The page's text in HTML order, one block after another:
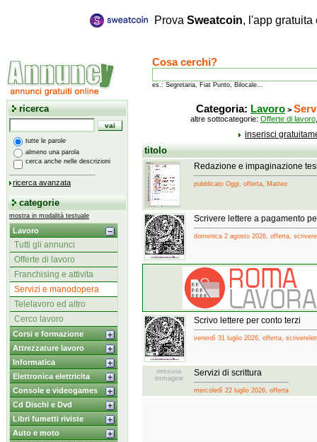
Prova Sweatcoin, l'app
Cosa cerchi?
es.: Segretaria, Fiat Punto, Bilocale...
ricerca
tutte le parole
almeno una parola
cerca anche nelle descrizioni
ricerca avanzata
categorie
mostra in modalità testuale
Lavoro
Tutti gli annunci
Offerte di lavoro
Franchising e attivita
Servizi e manodopera
Telelavoro ed altro
Cerco lavoro
Corsi e formazione
Attrezzature lavoro
Informatica
Elettronica elettricita
Console e videogames
Cd Dischi e Dvd
Libri fumetti riviste
Auto e moto
Categoria: Lavoro >
altre sottocategorie: Offerte di lavoro
inserisci
titolo
Redazione e impaginazione
pubblicato Oggi, offerta, Matteo
Scrivere lettere a pagamento
domenica 2 agosto 2026, offerta,
Scrivo lettere per conto terzi
venerdì 31 luglio 2026, offerta,
nessuna
immagine
Servizi di scrittura
mercoledì 22 luglio 2026, offerta